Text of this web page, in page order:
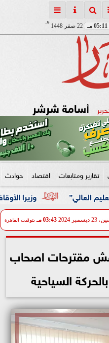
05:11 مـ 22 صفر 1448
هـ
أسامة شرشر
تقارير ومتابعات اقتصاد حوادث
وزيرا الأوقاف
23 ديسمبر 2024 03:43 مـ بتوقيت القاهرة
مقترحات اصحاب
السياحية